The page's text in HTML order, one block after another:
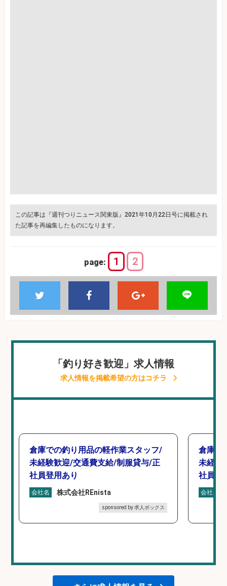
この記事は『週刊つりニュース関東版』2021年10月22日号に掲載され
た記事を再編集したものになります。
page: 1 2
「釣り好き歓迎」求人情報
求人情報を掲載希望の方はコチラ
倉庫での釣り用品の軽作業スタッフ/
未経験歓迎/交通費支給/制服貸与/正
社員登用あり
会社名 株式会社REnista
sponsored by 求人ボックス
倉庫で
未経験
社員登
会社名